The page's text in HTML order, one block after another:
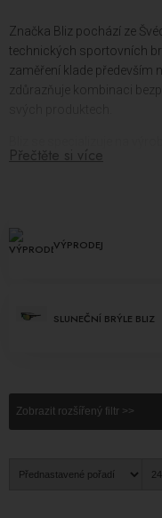
Značka Bliz pochází ze
technických sportovních
zaměření klade především
zdůrazňuje kombinaci
tak, aby zajistily optimální
Značka Bliz nabízí
výhled na svahy. Navíc
vhodné pro celou rodinu,
které chrání oči před
Přečtěte si více
VÝPRODEJ
SLUNEČNÍ BRÝLE BLIZ
Zobrazit rozšířený filtr >>